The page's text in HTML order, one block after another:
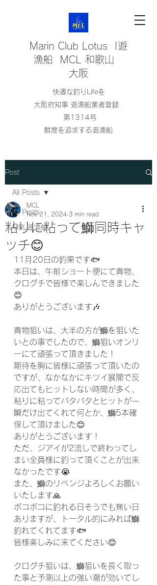
Marin Club Lotus |遊
漁船 MCL 和歌山
大阪
快適な釣りLifeを
大阪府知事 遊漁船業者登録
第1314号
鮮度を追求する遊漁船
Post
All Posts
MCL遊漁船
All Posts
粘りに粘って鰤同時キャ
ッチ😊
MCL
Nov 21, 2024 3 min read
11月20日の釣果です🐟
本日は、午前ショート便にて青物、
クログチで皆様で楽しんできました
😊
ありがとうございます🎶
青物狙いは、大半の方が鰤を狙いた
いとの事でしたので、鰤狙いオンリ
ーにて頑張って頂きました！
期待を胸に皆様に頑張って頂いたの
ですが、なかなかにキツイ展開で反
応出てもヒットしない時間が多く、
粘りに粘ってバタバタとヒットが一
瞬だけ出てくれて何とか、鰤5本確
保して頂けました😊
ありがとうございます！
ただ、ジアイが2流しで終わってし
まい全員様に釣って頂くことが出来
なかったです😭
また、鰤のリベンジよろしくお願い
いたします🙏
ボコボコに釣れる日そうでも無い日
ありますが、トータル的にみれば鰤
釣れてくれてます🐟
皆様楽しみに来てください😊
クログチ狙いは、鰤狙いを長く取っ
た事と予測以上の強い潮が効いてし